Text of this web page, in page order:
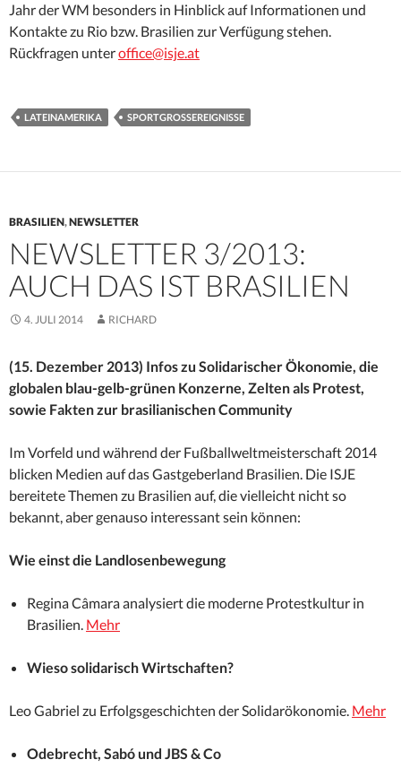
Jahr der WM besonders in Hinblick auf Informationen und
Kontakte zu Rio bzw. Brasilien zur Verfügung stehen.
Rückfragen unteroffice@isje.at
LATEINAMERIKA SPORTGROSSEREIGNISSE
BRASILIEN,NEWSLETTER
NEWSLETTER 3/2013:
AUCH DAS IST BRASILIEN
4. JULI 2014 RICHARD
(15. Dezember 2013) Infos zu Solidarischer Ökonomie, die
globalen blau-gelb-grünen Konzerne, Zelten als Protest,
sowie Fakten zur brasilianischen Community
Im Vorfeld und während der Fußballweltmeisterschaft 2014
blicken Medien auf das Gastgeberland Brasilien. Die ISJE
bereitete Themen zu Brasilien auf, die vielleicht nicht so
bekannt, aber genauso interessant sein können:
Wie einst die Landlosenbewegung
Regina Câmara analysiert die moderne Protestkultur in
Brasilien. Mehr
Wieso solidarisch Wirtschaften?
Leo Gabriel zu Erfolgsgeschichten der Solidarökonomie. Mehr
Odebrecht, Sabó und JBS & Co